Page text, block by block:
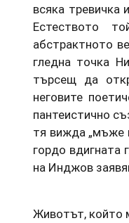
всяка тревичка
Естеството
абстрактното
гледна точка
търсещ да
неговите
пантеистично
тя вижда „мъже
гордо вдигната
на Инджов
Животът, който